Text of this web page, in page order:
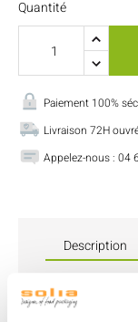
Quantité
Paiement 100%
Livraison 72H
Appelez-nous : 04
Description
Lacuillère en
parfait pour les